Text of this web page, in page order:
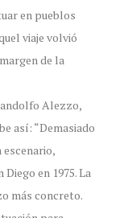
en pueblos
viaje volvió
de la
Alezzo,
así: “Demasiado
escenario,
en 1975. La
más concreto.